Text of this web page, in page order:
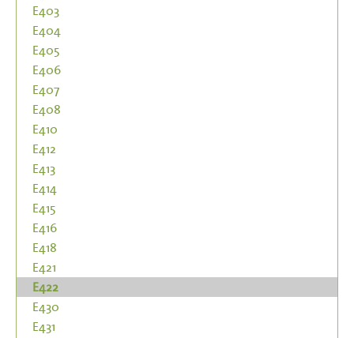
E403
E404
E405
E406
E407
E408
E410
E412
E413
E414
E415
E416
E418
E421
E422
E430
E431